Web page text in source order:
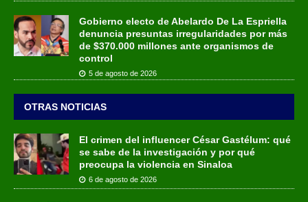
Gobierno electo de Abelardo De La Espriella
denuncia presuntas irregularidades por más
de $370.000 millones ante organismos de
control
5 de agosto de 2026
OTRAS NOTICIAS
El crimen del influencer César Gastélum: qué
se sabe de la investigación y por qué
preocupa la violencia en Sinaloa
6 de agosto de 2026